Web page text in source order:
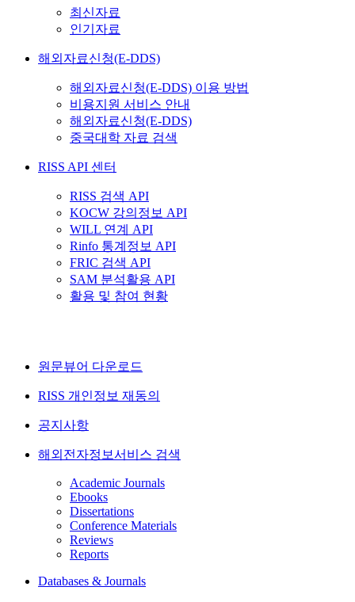
최신자료
인기자료
해외자료신청(E-DDS)
해외자료신청(E-DDS) 이용 방법
비용지원 서비스 안내
해외자료신청(E-DDS)
중국대학 자료 검색
RISS API 센터
RISS 검색 API
KOCW 강의정보 API
WILL 연계 API
Rinfo 통계정보 API
FRIC 검색 API
SAM 분석활용 API
활용 및 참여 현황
원문뷰어 다운로드
RISS 개인정보 재동의
공지사항
해외전자정보서비스 검색
Academic Journals
Ebooks
Dissertations
Conference Materials
Reviews
Reports
Databases & Journals